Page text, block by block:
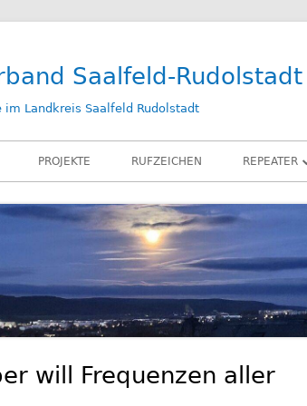
Saalfeld-Rudolstadt
im Landkreis Saalfeld Rudolstadt
PROJEKTE RUFZEICHEN REPEATER
DB0SLF /
will Frequenzen aller